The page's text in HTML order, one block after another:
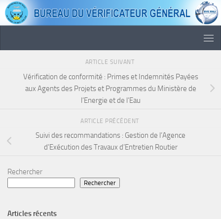
Skip to content
ARTICLE SUIVANT
Vérification de conformité : Primes et Indemnités Payées
aux Agents des Projets et Programmes du Ministère de
l’Energie et de l’Eau
ARTICLE PRÉCÉDENT
Suivi des recommandations : Gestion de l’Agence
d’Exécution des Travaux d’Entretien Routier
Rechercher
Rechercher
Articles récents